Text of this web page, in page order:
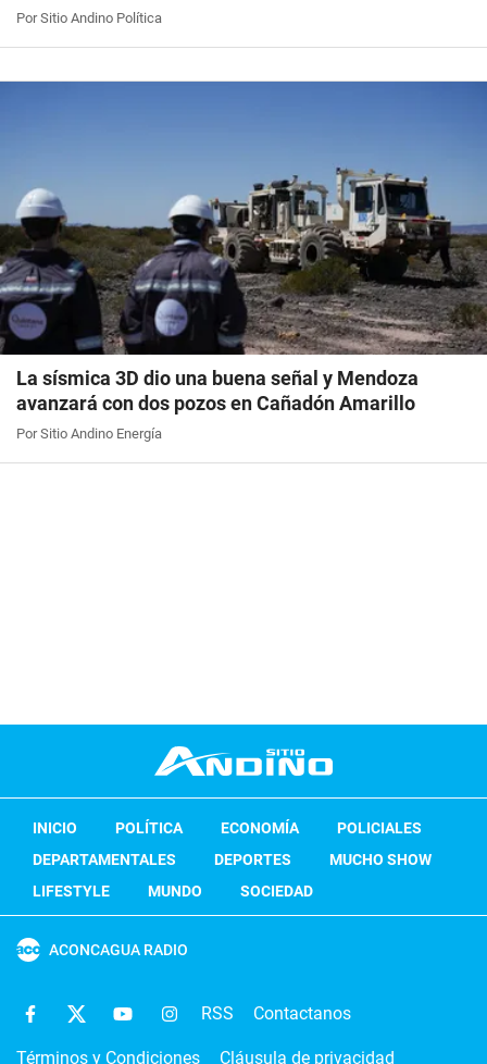
Por Sitio Andino Política
La sísmica 3D dio una buena señal y Mendoza
avanzará con dos pozos en Cañadón Amarillo
Por Sitio Andino Energía
INICIO POLÍTICA ECONOMÍA
POLICIALES
DEPARTAMENTALES
DEPORTES
MUCHO SHOW
LIFESTYLE
MUNDO SOCIEDAD
ACONCAGUA RADIO
RSS Contactanos
Términos y Condiciones Cláusula de privacidad